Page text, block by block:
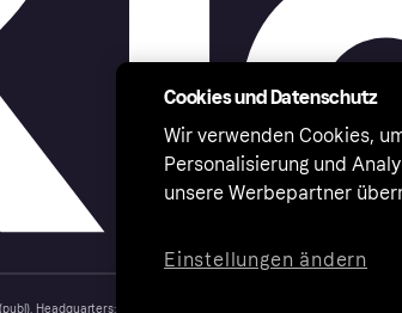
Headquarters: Stockholm, Sweden. All rights reserved. Klarna Bank
Cookies und Datenschutz
Wir verwenden Cookies,
Personalisierung und
unsere Werbepartner
Einstellungen ändern